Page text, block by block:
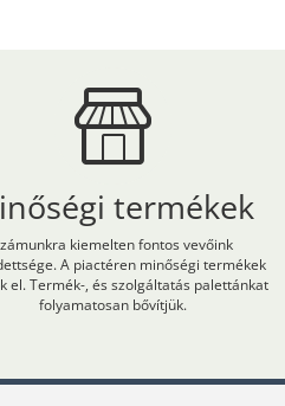
termékek
kiemelten fontos vevőink
A piactéren minőségi termékek
el. Termék-, és szolgáltatás palettánkat
folyamatosan bővítjük.